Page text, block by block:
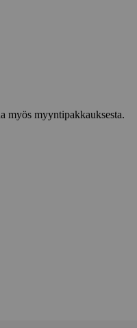
myös myyntipakkauksesta.